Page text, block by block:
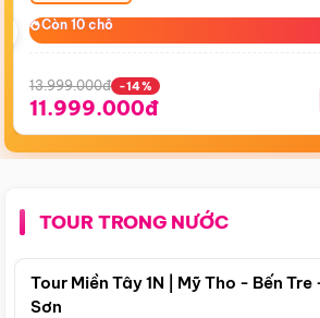
Còn 10 chỗ
Còn 10 chỗ
13.999.000đ -14%
11.999.000đ
TOUR TRONG NƯỚC
Tour Miền Tây 1N | Mỹ Tho - Bến
Sơn